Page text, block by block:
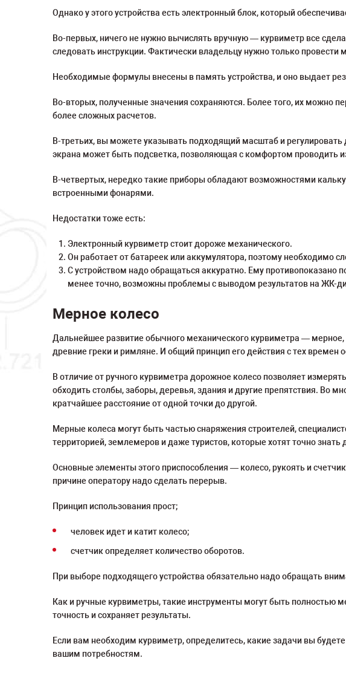
Однако у этого устройства есть электронный блок, который
Во-первых, ничего не нужно вычислять вручную — курвиметр все
следовать инструкции. Фактически владельцу нужно только провести
Необходимые формулы внесены в память устройства, и оно выдает
Во-вторых, полученные значения сохраняются. Более того, их можно
более сложных расчетов.
В-третьих, вы можете указывать подходящий масштаб и
экрана может быть подсветка, позволяющая с комфортом проводить
В-четвертых, нередко такие приборы обладают возможностями
встроенными фонарями.
Недостатки тоже есть:
Электронный курвиметр стоит дороже механического.
Он работает от батареек или аккумулятора, поэтому необходимо
С устройством надо обращаться аккуратно. Ему
менее точно, возможны проблемы с выводом результатов на ЖК-
Мерное колесо
Дальнейшее развитие обычного механического курвиметра —
древние греки и римляне. И общий принцип его действия с тех
В отличие от ручного курвиметра дорожное колесо позволяет
обходить столбы, заборы, деревья, здания и другие препятствия. Во
кратчайшее расстояние от одной точки до другой.
Мерные колеса могут быть частью снаряжения строителей,
территорией, землемеров и даже туристов, которые хотят точно
Основные элементы этого приспособления — колесо, рукоять и
причине оператору надо сделать перерыв.
Принцип использования прост;
человек идет и катит колесо;
счетчик определяет количество оборотов.
При выборе подходящего устройства обязательно надо обращать
Как и ручные курвиметры, такие инструменты могут быть
точность и сохраняет результаты.
Если вам необходим курвиметр, определитесь, какие задачи вы
вашим потребностям.